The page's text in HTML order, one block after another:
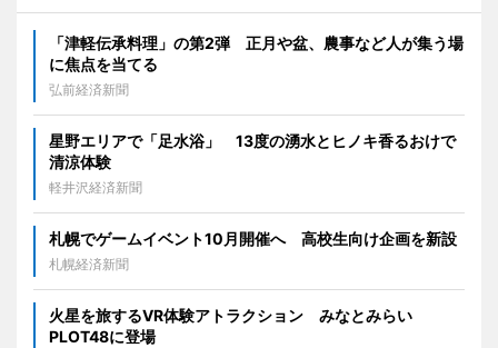
「津軽伝承料理」の第2弾 正月や盆、農事など人が集う場
に焦点を当てる
弘前経済新聞
星野エリアで「足水浴」 13度の湧水とヒノキ香るおけで
清涼体験
軽井沢経済新聞
札幌でゲームイベント10月開催へ 高校生向け企画を新設
札幌経済新聞
火星を旅するVR体験アトラクション みなとみらい
PLOT48に登場